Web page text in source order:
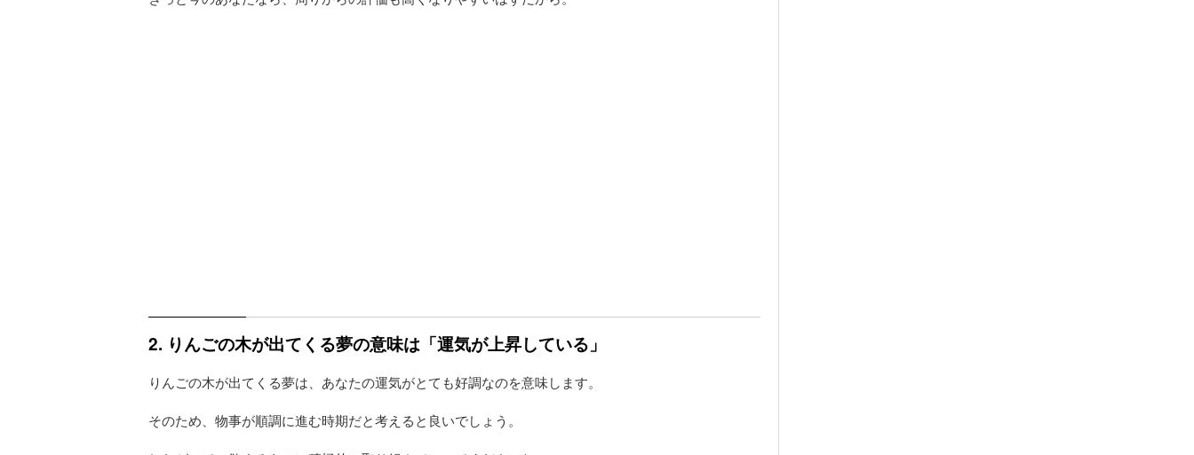
2. りんごの木が出てくる夢の意味は「運気が上昇している」
りんごの木が出てくる夢は、あなたの運気がとても好調なのを意味します。
そのため、物事が順調に進む時期だと考えると良いでしょう。